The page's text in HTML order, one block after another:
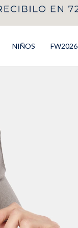
NIÑOS FW2026